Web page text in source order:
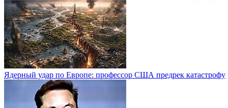
Ядерный удар по Европе: профессор США предрек катастрофу